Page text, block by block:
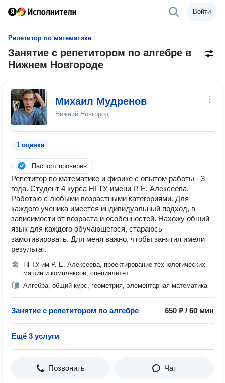
Войти
Репетитор по математике
Занятие с репетитором по алгебре в
Нижнем Новгороде
Михаил Мудренов
Нижний Новгород
1 оценка
Паспорт проверен
Репетитор по математике и физике с опытом работы - 3
года. Студент 4 курса НГТУ имени Р. Е. Алексеева.
Работаю с любыми возрастными категориями. Для
каждого ученика имеется индивидуальный подход, в
зависимости от возраста и особенностей. Нахожу общий
язык для каждого обучающегося, стараюсь
замотивировать. Для меня важно, чтобы занятия имели
результат.
НГТУ им Р. Е. Алексеева, проектирование технологических
машин и комплексов, специалитет
Алгебра, общий курс, геометрия, элементарная математика
Занятие с репетитором по алгебре 650 ₽ / 60 мин
Ещё 3 услуги
Позвонить Чат